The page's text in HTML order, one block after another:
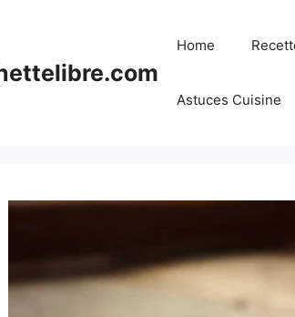
Home
Astuces Cuisine